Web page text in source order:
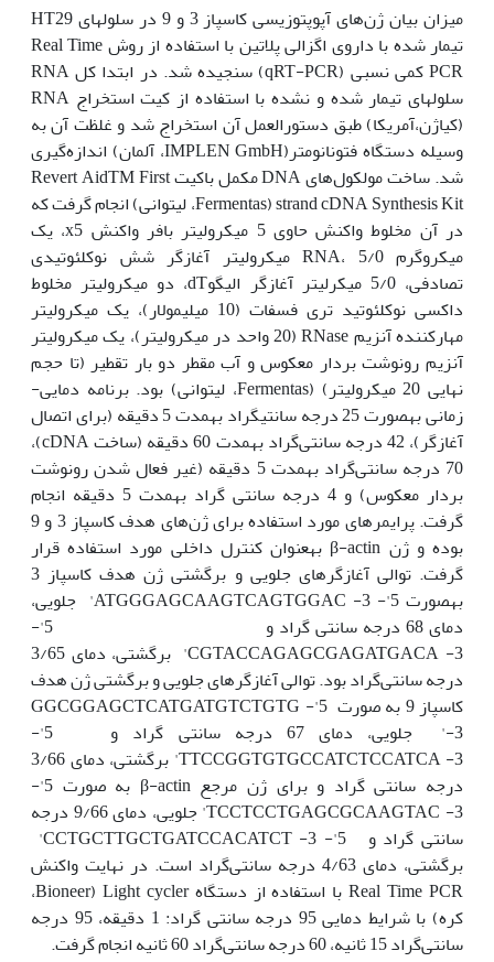
میزان بیان ژن‌های آپوپتوزیسی کاسپاز 3 و 9 در سلول‫های HT29
تیمار شده با داروی اگزالی پلاتین با استفاده از روش Real Time
PCR کمی نسبی (qRT-PCR) سنجیده شد. در ابتدا کل RNA
سلول­های تیمار شده و نشده با استفاده از کیت استخراج RNA
(کیاژن،آمریکا) طبق دستورالعمل آن استخراج شد و غلظت آن به
وسیله دستگاه فتونانومتر(IMPLEN GmbH، آلمان) اندازه‌گیری
شد. ساخت مولکول‌های DNA مکمل باکیت Revert AidTM First
strand cDNA Synthesis Kit (Fermentas، لیتوانی) انجام گرفت که
در آن مخلوط واکنش حاوی 5 میکرولیتر بافر واکنش x5، یک
میکروگرم RNA، 5/0 میکرولیتر آغازگر شش نوکلئوتیدی
تصادفی، 5/0 میکرلیتر آغازگر الیگوdT، دو میکرولیتر مخلوط
داکسی نوکلئوتید تری فسفات (10 میلی‫مولار)، یک میکرولیتر
مهارکننده آنزیم RNase (20 واحد در میکرولیتر)، یک میکرولیتر
آنزیم رونوشت بردار معکوس و آب مقطر دو بار تقطیر (تا حجم
نهایی 20 میکرولیتر) (Fermentas، لیتوانی) بود. برنامه دمایی-
زمانی به‫صورت 25 درجه سانتی‫گراد به‫مدت 5 دقیقه (برای اتصال
آغازگر)، 42 درجه سانتی‌گراد به‫مدت 60 دقیقه (ساخت cDNA)،
70 درجه سانتی‌گراد به‫مدت 5 دقیقه (غیر فعال شدن رونوشت
بردار معکوس) و 4 درجه سانتی گراد به‫مدت 5 دقیقه انجام
گرفت. پرایمرهای مورد استفاده برای ژن‌های هدف کاسپاز 3 و 9
بوده و ژن β-actin به‫عنوان کنترل داخلی مورد استفاده قرار
گرفت. توالی آغازگرهای جلویی و برگشتی ژن هدف کاسپاز 3
به‫صورت 5'- ATGGGAGCAAGTCAGTGGAC -3' جلویی،
دمای 68 درجه سانتی گراد و 5'-
CGTACCAGAGCGAGATGACA -3' برگشتی، دمای 3/65
درجه سانتی‌گراد بود. توالی آغازگرهای جلویی و برگشتی ژن هدف
کاسپاز 9 به صورت 5'- GGCGGAGCTCATGATGTCTGTG
-3' جلویی، دمای 67 درجه سانتی گراد و 5'-
TTCCGGTGTGCCATCTCCATCA -3' برگشتی، دمای 3/66
درجه سانتی گراد و برای ژن مرجع β-actin به صورت 5'-
TCCTCCTGAGCGCAAGTAC -3' جلویی، دمای 9/66 درجه
سانتی گراد و 5'- CCTGCTTGCTGATCCACATCT -3'
برگشتی، دمای 4/63 درجه سانتی‌گراد است. در نهایت واکنش
Real Time PCR با استفاده از دستگاه Light cycler (Bioneer،
کره) با شرایط دمایی 95 درجه سانتی گراد: 1 دقیقه، 95 درجه
سانتی‌گراد 15 ثانیه، 60 درجه سانتی‌گراد 60 ثانیه انجام گرفت.